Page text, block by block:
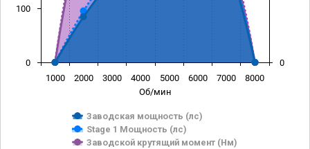
Об/мин
Заводская мощность (лс)
Stage 1 Мощность (лс)
Заводской крутящий момент (Нм)
1000 2000 3000 4000 5000 6000 7000 8000
0
100
0